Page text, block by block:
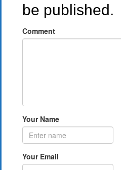
be published.
Comment
Your Name
Your Email